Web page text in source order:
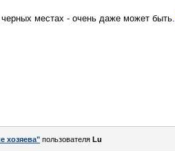
местах - очень даже может быть.
хозяева" пользователя Lu